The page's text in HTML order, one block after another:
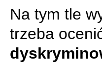
Na tym tle
trzeba